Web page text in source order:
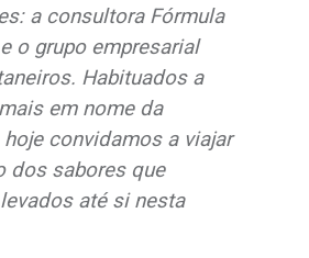
a consultora Fórmula
o grupo empresarial
Habituados a
em nome da
convidamos a viajar
dos sabores que
até si nesta